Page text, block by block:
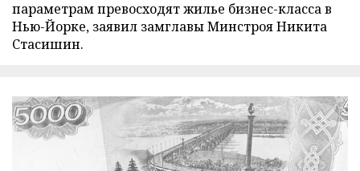
параметрам превосходят жилье бизнес-класса в
Нью-Йорке, заявил замглавы Минстроя Никита
Стасишин.